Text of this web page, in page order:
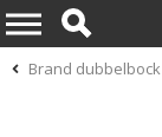
Brand dubbelbock